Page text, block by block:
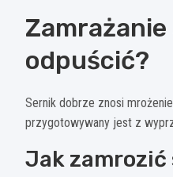
odpuścić?
Sernik dobrze znosi
przygotowywany jest z
Jak